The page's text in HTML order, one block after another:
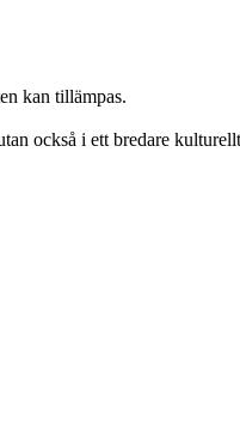
kan tillämpas.
också i ett bredare